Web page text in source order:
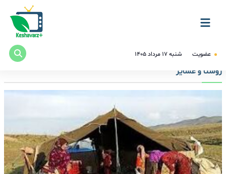
عضویت شنبه ۱۷ مرداد ۱۴۰۵
روستا و عشایر